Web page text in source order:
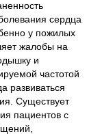
сердца
у пожилых
жалобы на
и
частотой
развиваться
Существует
пациентов с